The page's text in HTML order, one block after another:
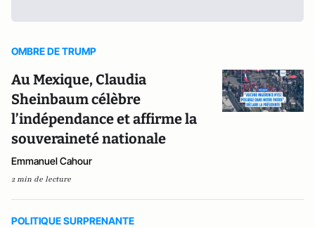
OMBRE DE TRUMP
Au Mexique, Claudia
Sheinbaum célèbre
l’indépendance et affirme la
souveraineté nationale
Emmanuel Cahour
2 min de lecture
POLITIQUE SURPRENANTE